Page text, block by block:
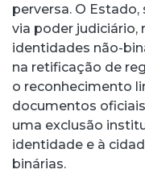
perversa. O
via poder judiciário,
identidades não-
na retificação de
o reconhecimento
documentos
uma exclusão
identidade e à
binárias.